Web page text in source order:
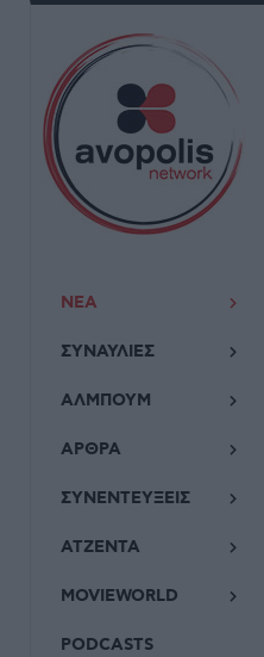
ΝΕΑ
ΣΥΝΑΥΛΙΕΣ
ΑΛΜΠΟΥΜ
ΑΡΘΡΑ
ΣΥΝΕΝΤΕΥΞΕΙΣ
ΑΤΖΕΝΤΑ
MOVIEWORLD
PODCASTS